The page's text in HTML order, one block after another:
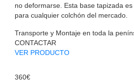
no deformarse. Esta base tapizada
para cualquier colchón del mercado.
Transporte y Montaje en toda la
CONTACTAR
VER PRODUCTO
360€